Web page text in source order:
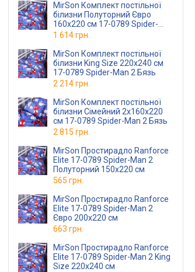
MirSon Комплект постільної
білизни Полуторний Євро
160х220 см 17-0789 Spider-
Man 2 Бязь
1 614 грн.
MirSon Комплект постільної
білизни King Size 220х240 см
17-0789 Spider-Man 2 Бязь
2 214 грн.
MirSon Комплект постільної
білизни Сімейний 2x160x220
см 17-0789 Spider-Man 2 Бязь
2 815 грн.
MirSon Простирадло Ranforce
Elite 17-0789 Spider-Man 2
Полуторний 150х220 см
565 грн.
MirSon Простирадло Ranforce
Elite 17-0789 Spider-Man 2
Євро 200x220 см
663 грн.
MirSon Простирадло Ranforce
Elite 17-0789 Spider-Man 2 King
Size 220x240 см